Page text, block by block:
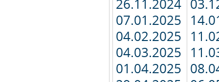
26.11.2024
07.01.2025
04.02.2025
04.03.2025
01.04.2025